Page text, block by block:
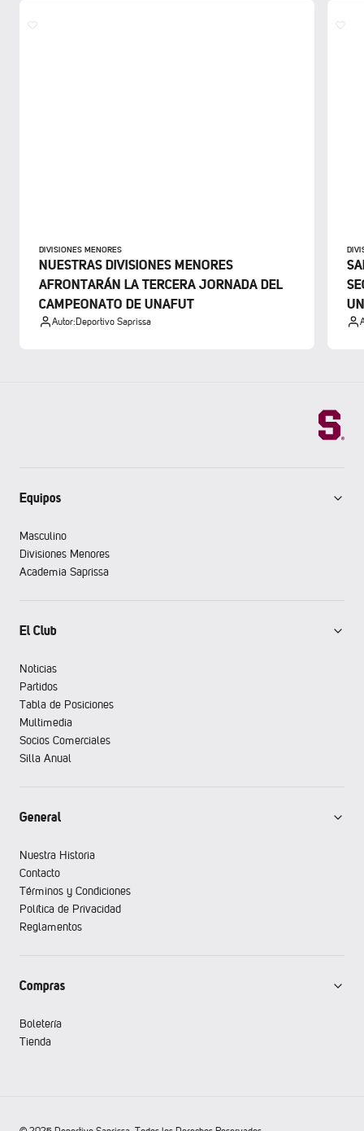
DIVISIONES MENORES
NUESTRAS DIVISIONES MENORES
AFRONTARÁN LA TERCERA JORNADA DEL
CAMPEONATO DE UNAFUT
Autor:Deportivo Saprissa
Equipos
Masculino
Divisiones Menores
Academia Saprissa
El Club
Noticias
Partidos
Tabla de Posiciones
Multimedia
Socios Comerciales
Silla Anual
General
Nuestra Historia
Contacto
Términos y Condiciones
Política de Privacidad
Reglamentos
Compras
Boletería
Tienda